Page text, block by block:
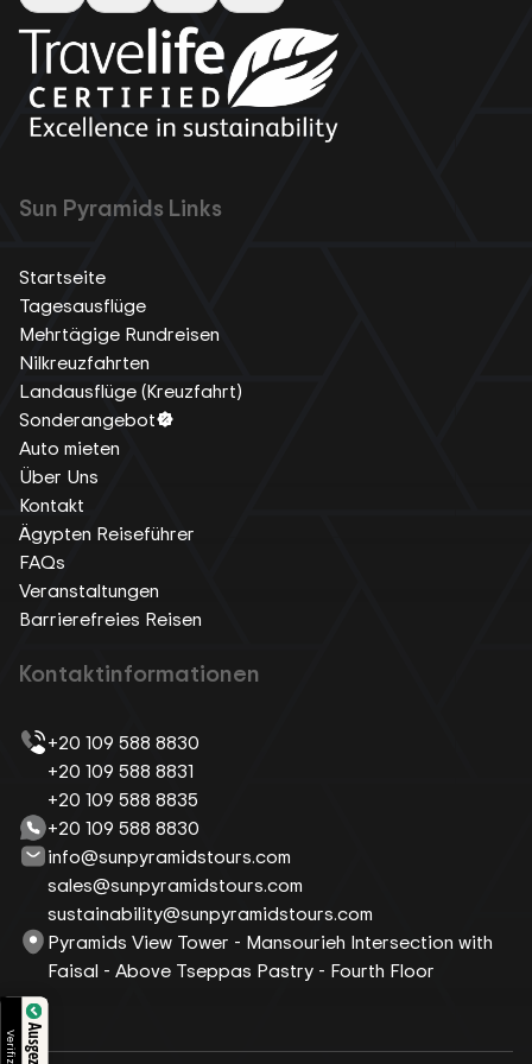
Sun Pyramids Links
Startseite
Tagesausflüge
Mehrtägige Rundreisen
Nilkreuzfahrten
Landausflüge (Kreuzfahrt)
Sonderangebot
Auto mieten
Über Uns
Kontakt
Ägypten Reiseführer
FAQs
Veranstaltungen
Barrierefreies Reisen
Kontaktinformationen
+20 109 588 8830
+20 109 588 8831
+20 109 588 8835
+20 109 588 8830
info@sunpyramidstours.com
sales@sunpyramidstours.com
sustainability@sunpyramidstours.com
Pyramids View Tower - Mansourieh Intersection with
Faisal - Above Tseppas Pastry - Fourth Floor